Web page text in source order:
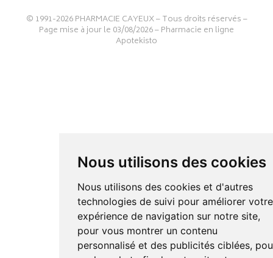
Nous utilisons des cookies
Nous utilisons des cookies et d'autres
technologies de suivi pour améliorer votre
expérience de navigation sur notre site,
pour vous montrer un contenu
personnalisé et des publicités ciblées,
© 1991-2026PHARMACIE CAYEUX– Tous droits réservés –
Page mise à jour le 03/08/2026 –Pharmacie en ligne
Apotekisto